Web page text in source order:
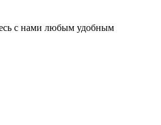
с нами любым удобным